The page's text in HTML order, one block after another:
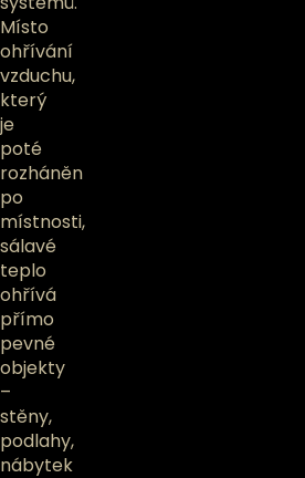
Místo
ohřívání
vzduchu,
který
je
poté
rozháněn
po
místnosti,
sálavé
teplo
ohřívá
přímo
pevné
objekty
–
stěny,
podlahy,
nábytek